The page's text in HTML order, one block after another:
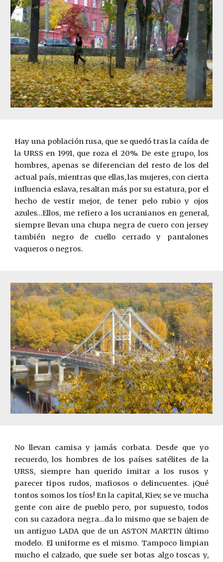
Hay una población rusa, que se quedó tras la caída de
la URSS en 1991, que roza el 20%. De este grupo, los
hombres, apenas se diferencian del resto de los del
actual país, mientras que ellas, las mujeres, con cierta
influencia eslava, resaltan más por su estatura, por el
hecho de vestir mejor, de tener pelo rubio y ojos
azules…Ellos, me refiero a los ucranianos en general,
siempre llevan una chupa negra de cuero con jersey
también negro de cuello cerrado y pantalones
vaqueros o negros.
No llevan camisa y jamás corbata. Desde que yo
recuerdo, los hombres de los países satélites de la
URSS, siempre han querido imitar a los rusos y
parecer tipos rudos, mafiosos o delincuentes. ¡Qué
tontos somos los tíos! En la capital, Kiev, se ve mucha
gente con aire de pueblo pero, por supuesto, todos
con su cazadora negra…da lo mismo que se bajen de
un antiguo LADA que de un ASTON MARTIN último
modelo. El uniforme es el mismo. Tampoco limpian
mucho el calzado, que suele ser botas algo toscas y,